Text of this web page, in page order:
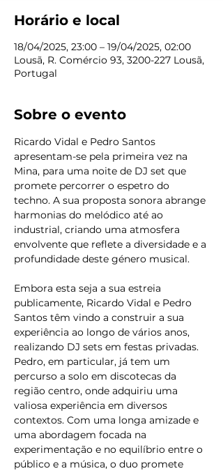
Horário e local
18/04/2025, 23:00 – 19/04/2025, 02:00
Lousã, R. Comércio 93, 3200-227 Lousã,
Portugal
Sobre o evento
Ricardo Vidal e Pedro Santos
apresentam-se pela primeira vez na
Mina, para uma noite de DJ set que
promete percorrer o espetro do
techno. A sua proposta sonora abrange
harmonias do melódico até ao
industrial, criando uma atmosfera
envolvente que reflete a diversidade e a
profundidade deste género musical.
Embora esta seja a sua estreia
publicamente, Ricardo Vidal e Pedro
Santos têm vindo a construir a sua
experiência ao longo de vários anos,
realizando DJ sets em festas privadas.
Pedro, em particular, já tem um
percurso a solo em discotecas da
região centro, onde adquiriu uma
valiosa experiência em diversos
contextos. Com uma longa amizade e
uma abordagem focada na
experimentação e no equilíbrio entre o
público e a música, o duo promete